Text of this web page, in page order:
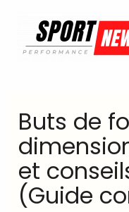
contenu
Buts de
et
(Guide